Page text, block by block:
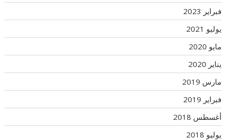
فبراير 2023
يوليو 2021
مايو 2020
يناير 2020
مارس 2019
فبراير 2019
أغسطس 2018
يوليو 2018